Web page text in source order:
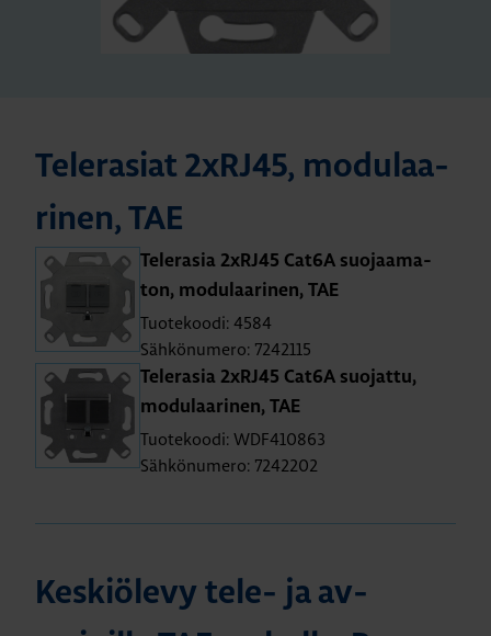
Te­le­rasiat 2xRJ45, mo­du­laa­
ri­nen, TAE
Te­le­ra­sia 2xRJ45 Cat6A suo­jaa­ma­
ton, mo­du­laa­ri­nen, TAE
Tuotekoodi: 4584
Sähkönumero: 7242115
Te­le­ra­sia 2xRJ45 Cat6A suo­jat­tu,
mo­du­laa­ri­nen, TAE
Tuotekoodi: WDF410863
Sähkönumero: 7242202
Kes­kiö­le­vy tele- ja av-